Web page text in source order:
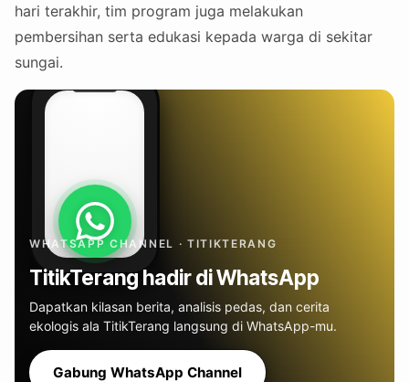
hari terakhir, tim program juga melakukan
pembersihan serta edukasi kepada warga di sekitar
sungai.
WHATSAPP CHANNEL · TITIKTERANG
TitikTerang hadir di WhatsApp
Dapatkan kilasan berita, analisis pedas, dan cerita
ekologis ala TitikTerang langsung di WhatsApp-mu.
Gabung WhatsApp Channel